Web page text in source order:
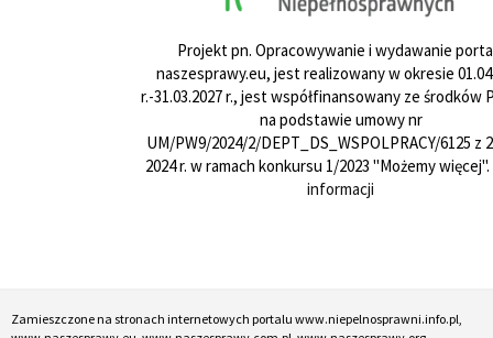
Projekt pn. Opracowywanie i wydawanie
naszesprawy.eu, jest realizowany w okresie
r.-31.03.2027 r., jest współfinansowany ze środków
na podstawie umowy nr
UM/PW9/2024/2/DEPT_DS_WSPOLPRACY/6125 z
2024 r. w ramach konkursu 1/2023 "Możemy więcej".
informacji
Zamieszczone na stronach internetowych portalu www.niepelnosprawni.info.pl,